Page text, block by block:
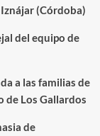
(Córdoba)
del equipo de
a las familias de
de Los Gallardos
de